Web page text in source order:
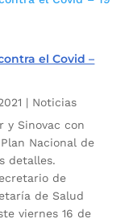
el Covid –
| Noticias
y Sinovac con
Nacional de
detalles.
de
de Salud
viernes 16 de